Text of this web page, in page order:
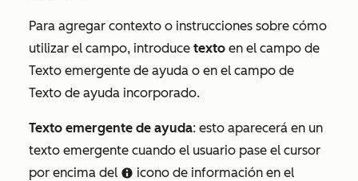
Para agregar contexto o instrucciones sobre cómo
utilizar el campo, introduce texto en el campo de
Texto emergente de ayuda o en el campo de
Texto de ayuda incorporado.
Texto emergente de ayuda: esto aparecerá en un
texto emergente cuando el usuario pase el cursor
por encima del infoCircleIcon icono de información en el